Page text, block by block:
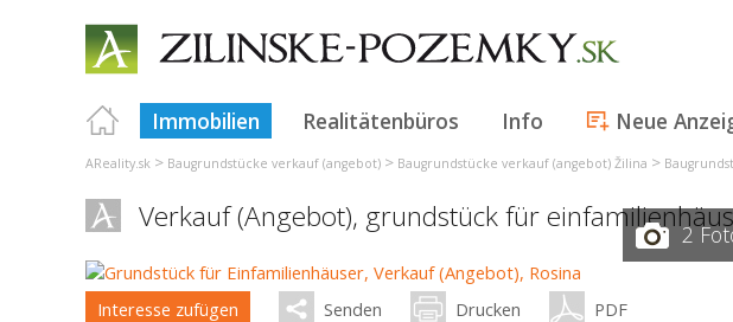
Immobilien Realitätenbüros Info Neue
AReality.sk > Baugrundstücke verkauf (angebot) > Baugrundstücke verkauf (angebot) Žilina >
Verkauf (Angebot), grundstück für 2
Interesse zufügen Senden Drucken PDF